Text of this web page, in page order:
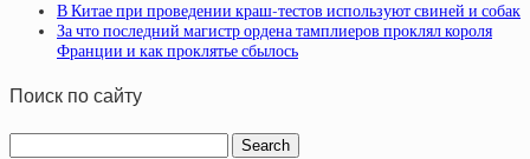
В Китае при проведении краш-тестов используют свиней и собак
За что последний магистр ордена тамплиеров проклял короля
Франции и как проклятье сбылось
Поиск по сайту